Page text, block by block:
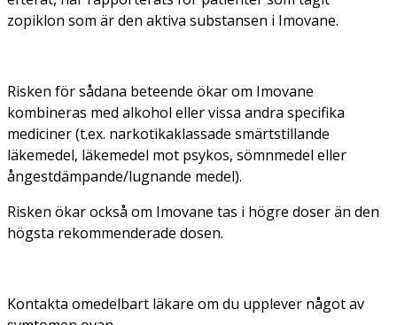
zopiklon som är den aktiva substansen i Imovane.
Risken för sådana beteende ökar om Imovane
kombineras med alkohol eller vissa andra specifika
mediciner (t.ex. narkotikaklassade smärtstillande
läkemedel, läkemedel mot psykos, sömnmedel eller
ångestdämpande/lugnande medel).
Risken ökar också om Imovane tas i högre doser än den
högsta rekommenderade dosen.
Kontakta omedelbart läkare om du upplever något av